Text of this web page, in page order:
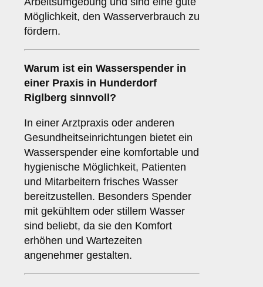
Möglichkeit, den Wasserverbrauch zu
fördern.
Warum ist ein Wasserspender in
einer Praxis in Hunderdorf
Riglberg sinnvoll?
In einer Arztpraxis oder anderen
Gesundheitseinrichtungen bietet ein
Wasserspender eine komfortable und
hygienische Möglichkeit, Patienten
und Mitarbeitern frisches Wasser
bereitzustellen. Besonders Spender
mit gekühltem oder stillem Wasser
sind beliebt, da sie den Komfort
erhöhen und Wartezeiten
angenehmer gestalten.